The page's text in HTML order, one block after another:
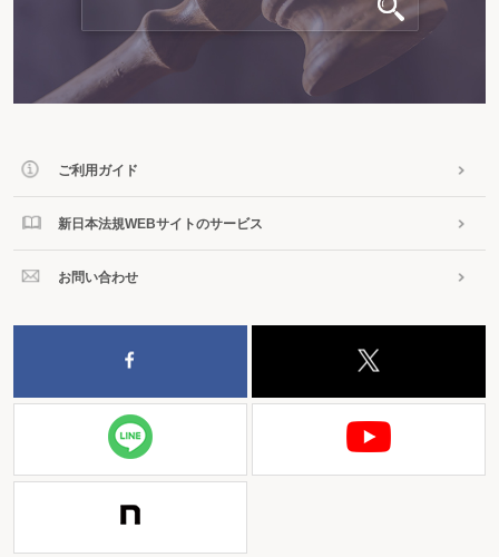
ご利用ガイド
新日本法規WEBサイトのサービス
お問い合わせ